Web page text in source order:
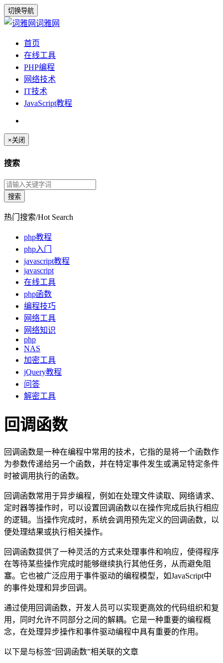
切换导航
词雅网
首页
在线工具
PHP编程
网络技术
IT技术
JavaScript教程
×关闭
搜索
热门搜索/Hot Search
php教程
php入门
javascript教程
javascript
在线工具
php函数
编程技巧
网络工具
网络知识
php
NAS
加密工具
jQuery教程
问答
解密工具
回调函数
回调函数是一种在编程中常用的技术，它指的是将一个函数作
为参数传递给另一个函数，并在特定事件发生或满足特定条件
时被调用执行的函数。
回调函数常用于异步编程，例如在处理文件读取、网络请求、
定时器等操作时，可以设置回调函数以在操作完成后执行相应
的逻辑。当操作完成时，系统会调用预先定义的回调函数，以
便处理结果或执行相关操作。
回调函数提供了一种灵活的方式来处理事件和响应，使得程序
在等待某些操作完成时能够继续执行其他任务，从而避免阻
塞。它也被广泛应用于事件驱动的编程模型，如JavaScript中
的事件处理和异步回调。
通过使用回调函数，开发人员可以实现更高效的代码组织和复
用，同时允许不同部分之间的解耦。它是一种重要的编程概
念，在处理异步操作和事件驱动编程中具有重要的作用。
以下是与标签“回调函数”相关联的文章